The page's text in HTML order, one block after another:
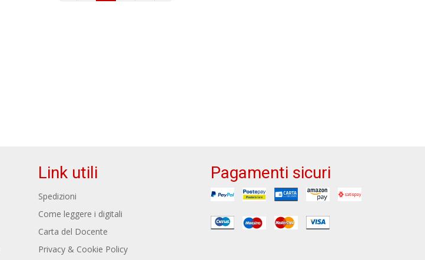
Link utili
Spedizioni
Come leggere i digitali
Carta del Docente
Privacy & Cookie Policy
Pagamenti sicuri